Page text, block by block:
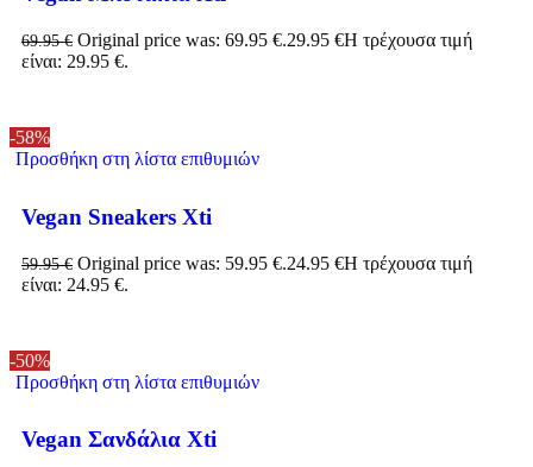
69.95€ Original price was: 69.95 €.29.95 €Η τρέχουσα τιμή
είναι: 29.95 €.
-58%
Προσθήκη στη λίστα επιθυμιών
Vegan Sneakers Xti
59.95€ Original price was: 59.95 €.24.95 €Η τρέχουσα τιμή
είναι: 24.95 €.
-50%
Προσθήκη στη λίστα επιθυμιών
Vegan Σανδάλια Xti